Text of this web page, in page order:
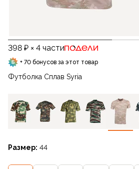
398 ₽ × 4 части
+ 70 бонусов за этот товар
Футболка Сплав Syria
Размер: 44